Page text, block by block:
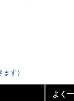
す）
よく